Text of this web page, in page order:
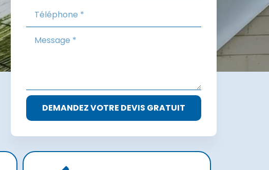
DEMANDEZ VOTRE DEVIS GRATUIT